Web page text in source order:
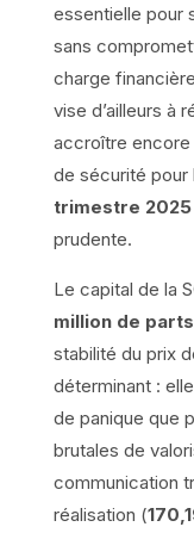
essentielle pour
sans
charge
vise d’ailleurs à
accroître encore
de sécurité pour
trimestre 2025
prudente.
Le capital de la
million de parts
stabilité du prix
déterminant :
de panique que
brutales de
communication
réalisation (